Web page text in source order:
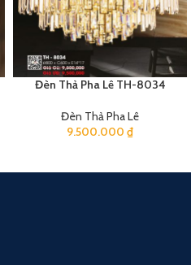
Đèn Thả Pha Lê TH-8034
Đèn Thả Pha Lê
9.500.000 ₫